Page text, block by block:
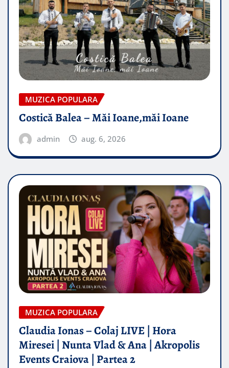
MUZICA POPULARA
Costică Balea – Măi Ioane,măi Ioane
admin aug. 6, 2026
MUZICA POPULARA
Claudia Ionas – Colaj LIVE | Hora
Miresei | Nunta Vlad & Ana | Akropolis
Events Craiova | Partea 2